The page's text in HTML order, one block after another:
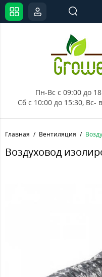
Пн-Вс с 09:00 до
Сб с 10:00 до 15:30, Вс-
Главная Вентиляция
Воздуховод